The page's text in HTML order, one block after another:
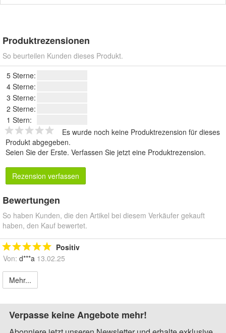
Produktrezensionen
So beurteilen Kunden dieses Produkt.
5 Sterne:
4 Sterne:
3 Sterne:
2 Sterne:
1 Stern:
Es wurde noch keine Produktrezension für dieses
Produkt abgegeben.
Seien Sie der Erste. Verfassen Sie jetzt eine Produktrezension.
Rezension verfassen
Bewertungen
So haben Kunden, die den Artikel bei diesem Verkäufer gekauft
haben, den Kauf bewertet.
Positiv
Von: d***a 13.02.25
Mehr...
Verpasse keine Angebote mehr!